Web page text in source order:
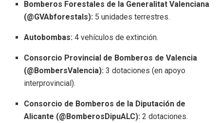
Bomberos Forestales de la Generalitat Valenciana
(@GVAbforestals): 5 unidades terrestres.
Autobombas: 4 vehículos de extinción.
Consorcio Provincial de Bomberos de Valencia
(@BombersValencia): 3 dotaciones (en apoyo
interprovincial).
Consorcio de Bomberos de la Diputación de
Alicante (@BomberosDipuALC): 2 dotaciones.